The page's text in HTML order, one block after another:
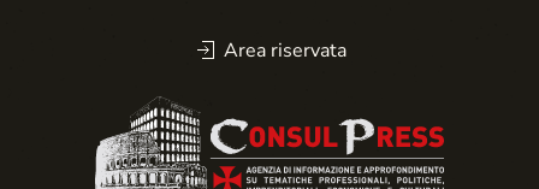
Area riservata